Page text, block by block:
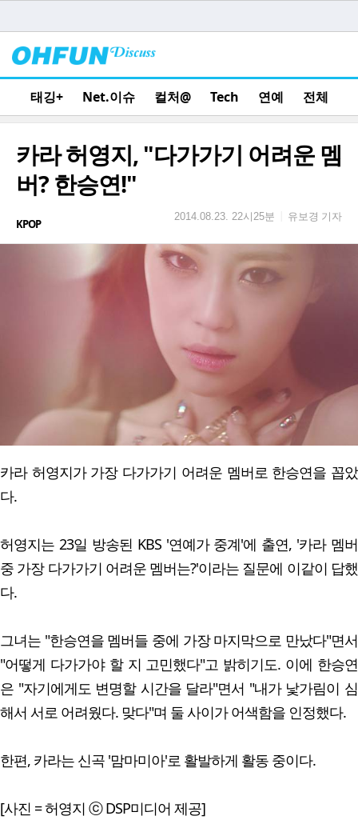
태깅+ Net.이슈 컬처@ Tech 연예 전체
카라 허영지, "다가가기 어려운 멤
버? 한승연!"
KPOP
2014.08.23. 22시25분 유보경 기자
카라 허영지가 가장 다가가기 어려운 멤버로 한승연을 꼽았
다.
허영지는 23일 방송된 KBS '연예가 중계'에 출연, '카라 멤버
중 가장 다가가기 어려운 멤버는?'이라는 질문에 이같이 답했
다.
그녀는 "한승연을 멤버들 중에 가장 마지막으로 만났다"면서
"어떻게 다가가야 할 지 고민했다"고 밝히기도. 이에 한승연
은 "자기에게도 변명할 시간을 달라"면서 "내가 낯가림이 심
해서 서로 어려웠다. 맞다"며 둘 사이가 어색함을 인정했다.
한편, 카라는 신곡 '맘마미아'로 활발하게 활동 중이다.
[사진 = 허영지 ⓒ DSP미디어 제공]